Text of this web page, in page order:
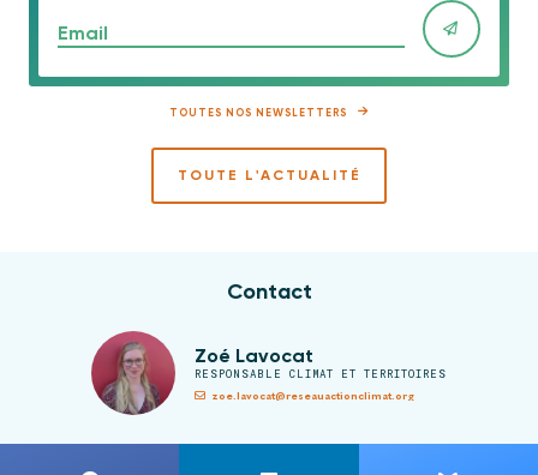
Email
TOUTES NOS NEWSLETTERS
TOUTE L'ACTUALITÉ
Contact
Zoé Lavocat
RESPONSABLE CLIMAT ET TERRITOIRES
zoe.lavocat@reseauactionclimat.org